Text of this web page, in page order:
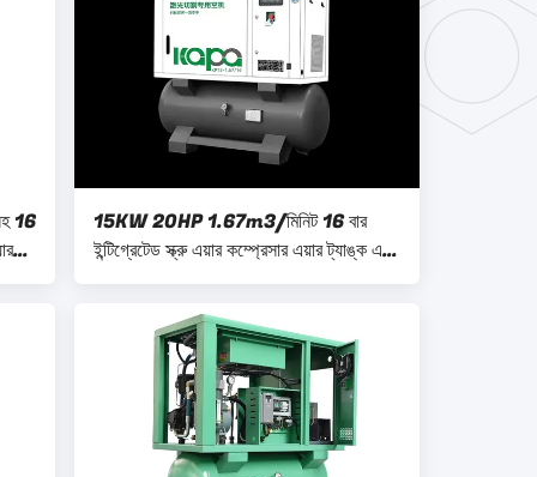
16
15KW 20HP 1.67m3/মিনিট 16 বার
ইন্টিগ্রেটেড স্ক্রু এয়ার কম্প্রেসার এয়ার ট্যাঙ্ক এবং
এয়ার ড্রায়ারের সাথে মাউন্ট করা হয়েছে